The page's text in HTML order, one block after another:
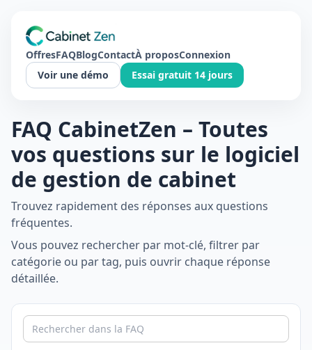
OffresFAQBlogContactÀ proposConnexion
Voir une démo
Essai gratuit 14 jours
FAQ CabinetZen – Toutes
vos questions sur le logiciel
de gestion de cabinet
Trouvez rapidement des réponses aux questions
fréquentes.
Vous pouvez rechercher par mot-clé, filtrer par
catégorie ou par tag, puis ouvrir chaque réponse
détaillée.